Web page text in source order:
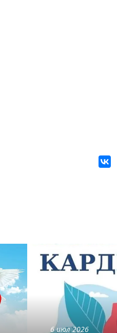
6 июл 2026